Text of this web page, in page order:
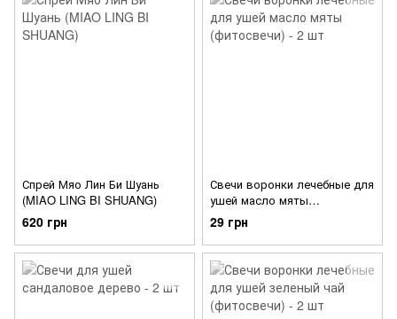
Спрей Мяо Лин Би Шуань
(MIAO LING BI SHUANG)
620 грн
Свечи воронки лечебные для
ушей масло мяты
(фитосвечи) - 2 шт
29 грн